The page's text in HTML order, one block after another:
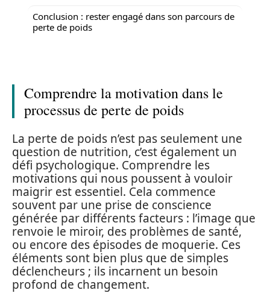
Conclusion : rester engagé dans son parcours de
perte de poids
Comprendre la motivation dans le
processus de perte de poids
La perte de poids n’est pas seulement une
question de nutrition, c’est également un
défi psychologique. Comprendre les
motivations qui nous poussent à vouloir
maigrir est essentiel. Cela commence
souvent par une prise de conscience
générée par différents facteurs : l’image que
renvoie le miroir, des problèmes de santé,
ou encore des épisodes de moquerie. Ces
éléments sont bien plus que de simples
déclencheurs ; ils incarnent un besoin
profond de changement.